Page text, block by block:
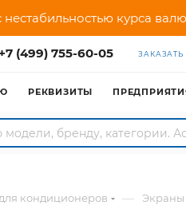
курса
+7 (499) 755-60-05
РЕКВИЗИТЫ
кондиционеров — Экраны